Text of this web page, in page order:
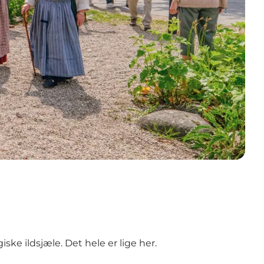
ildsjæle. Det hele er lige her.